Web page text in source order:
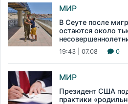
МИР
В Сеуте после
остаются около
19:43 | 07.08 0
МИР
Президент США
практики